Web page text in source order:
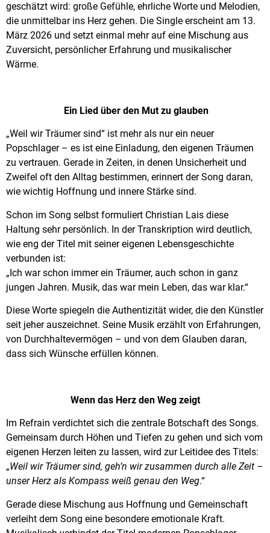
geschätzt wird: große Gefühle, ehrliche Worte und Melodien,
die unmittelbar ins Herz gehen. Die Single erscheint am 13.
März 2026 und setzt einmal mehr auf eine Mischung aus
Zuversicht, persönlicher Erfahrung und musikalischer
Wärme.
Ein Lied über den Mut zu glauben
„Weil wir Träumer sind“ ist mehr als nur ein neuer
Popschlager – es ist eine Einladung, den eigenen Träumen
zu vertrauen. Gerade in Zeiten, in denen Unsicherheit und
Zweifel oft den Alltag bestimmen, erinnert der Song daran,
wie wichtig Hoffnung und innere Stärke sind.
Schon im Song selbst formuliert Christian Lais diese
Haltung sehr persönlich. In der Transkription wird deutlich,
wie eng der Titel mit seiner eigenen Lebensgeschichte
verbunden ist:
„Ich war schon immer ein Träumer, auch schon in ganz
jungen Jahren. Musik, das war mein Leben, das war klar.“
Diese Worte spiegeln die Authentizität wider, die den Künstler
seit jeher auszeichnet. Seine Musik erzählt von Erfahrungen,
von Durchhaltevermögen – und von dem Glauben daran,
dass sich Wünsche erfüllen können.
Wenn das Herz den Weg zeigt
Im Refrain verdichtet sich die zentrale Botschaft des Songs.
Gemeinsam durch Höhen und Tiefen zu gehen und sich vom
eigenen Herzen leiten zu lassen, wird zur Leitidee des Titels:
„Weil wir Träumer sind, geh’n wir zusammen durch alle Zeit –
unser Herz als Kompass weiß genau den Weg.“
Gerade diese Mischung aus Hoffnung und Gemeinschaft
verleiht dem Song eine besondere emotionale Kraft.